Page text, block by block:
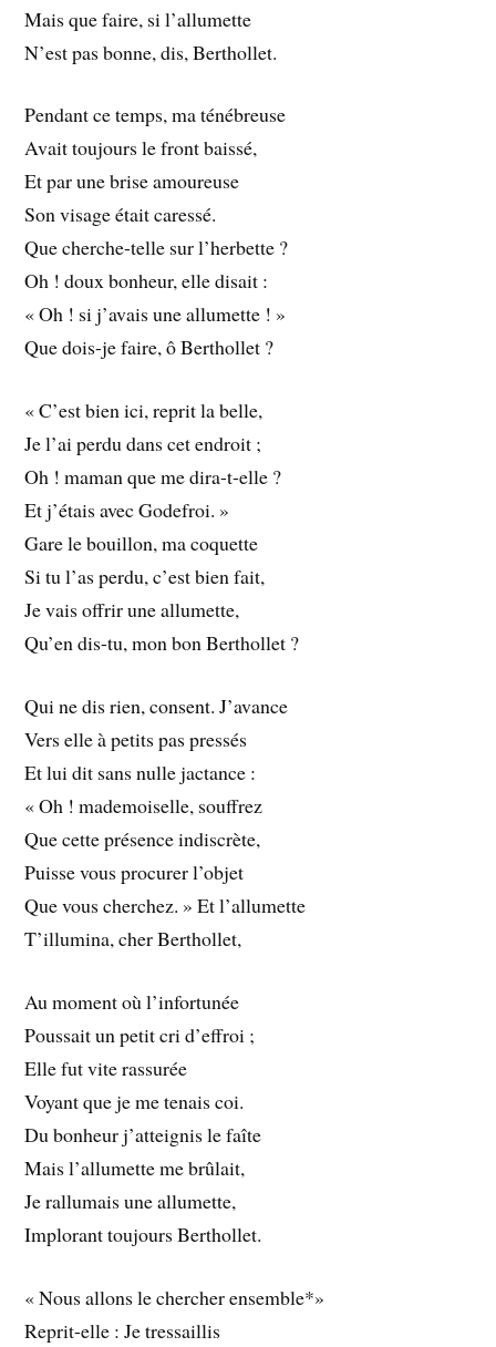
Mais que faire, si l’allumette
N’est pas bonne, dis, Berthollet.
Pendant ce temps, ma ténébreuse
Avait toujours le front baissé,
Et par une brise amoureuse
Son visage était caressé.
Que cherche-telle sur l’herbette ?
Oh ! doux bonheur, elle disait :
« Oh ! si j’avais une allumette ! »
Que dois-je faire, ô Berthollet ?
« C’est bien ici, reprit la belle,
Je l’ai perdu dans cet endroit ;
Oh ! maman que me dira-t-elle ?
Et j’étais avec Godefroi. »
Gare le bouillon, ma coquette
Si tu l’as perdu, c’est bien fait,
Je vais offrir une allumette,
Qu’en dis-tu, mon bon Berthollet ?
Qui ne dis rien, consent. J’avance
Vers elle à petits pas pressés
Et lui dit sans nulle jactance :
« Oh ! mademoiselle, souffrez
Que cette présence indiscrète,
Puisse vous procurer l’objet
Que vous cherchez. » Et l’allumette
T’illumina, cher Berthollet,
Au moment où l’infortunée
Poussait un petit cri d’effroi ;
Elle fut vite rassurée
Voyant que je me tenais coi.
Du bonheur j’atteignis le faîte
Mais l’allumette me brûlait,
Je rallumais une allumette,
Implorant toujours Berthollet.
« Nous allons le chercher ensemble*»
Reprit-elle : Je tressaillis